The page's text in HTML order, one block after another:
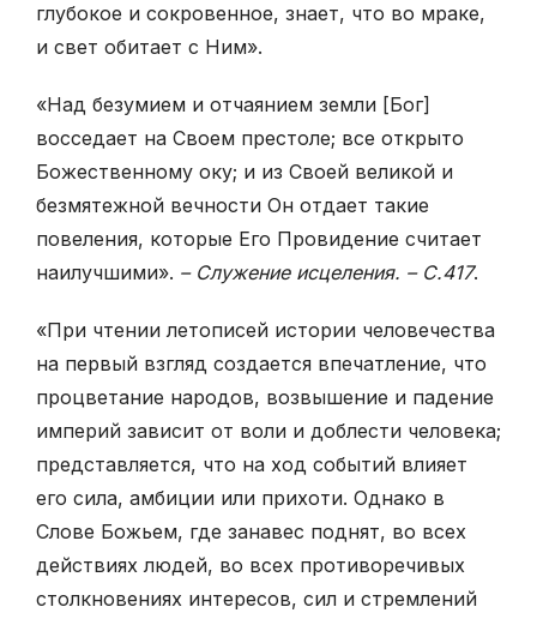
глубокое и сокровенное, знает, что во мраке,
и свет обитает с Ним».
«Над безумием и отчаянием земли [Бог]
восседает на Своем престоле; все открыто
Божественному оку; и из Своей великой и
безмятежной вечности Он отдает такие
повеления, которые Его Провидение считает
наилучшими». – Служение исцеления. – С.417.
«При чтении летописей истории человечества
на первый взгляд создается впечатление, что
процветание народов, возвышение и падение
империй зависит от воли и доблести человека;
представляется, что на ход событий влияет
его сила, амбиции или прихоти. Однако в
Слове Божьем, где занавес поднят, во всех
действиях людей, во всех противоречивых
столкновениях интересов, сил и стремлений